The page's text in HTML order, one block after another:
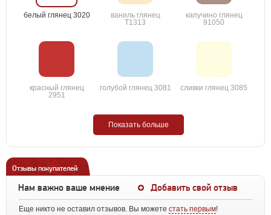
белый глянец 3020
ваниль глянец
T1313
капучино глянец
91050
красный глянец
2951
голубой глянец 3081 сливки глянец 3085
Показать больше
Отзывы покупателей
Нам важно ваше мнение Добавить свой отзыв
Еще никто не оставил отзывов. Вы можете стать первым!